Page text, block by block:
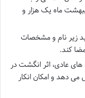
ماه یک هزار و
زیر نام و مشخصات
کند.
عادی، اثر انگشت در
می دهد و امکان انکار